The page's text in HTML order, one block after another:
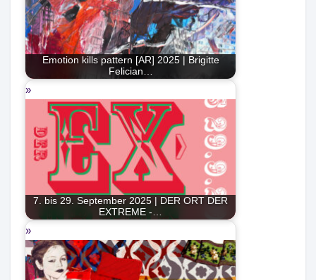
Emotion kills pattern [AR] 2025 | Brigitte
Felician…
7. bis 29. September 2025 | DER ORT DER
EXTREME -…